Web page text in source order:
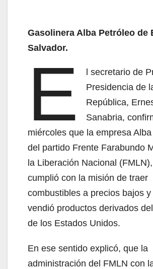
Gasolinera Alba Petróleo de
Salvador.
E
l secretario de
Presidencia de
República,
Sanabria,
miércoles que la empresa
del partido Frente Farabundo
la Liberación Nacional
cumplió con la misión de traer
combustibles a precios bajos
vendió productos derivados
de los Estados Unidos.
En ese sentido explicó, que la
administración del FMLN con